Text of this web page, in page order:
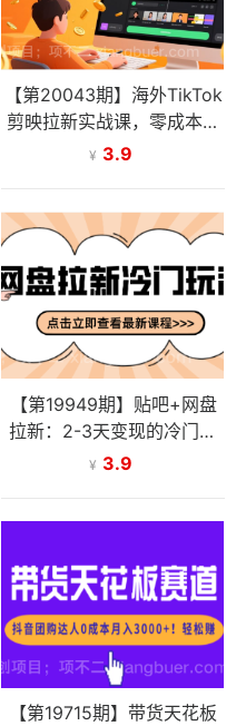
【第20043期】海外TikTok
剪映拉新实战课，零成本启
动、全流程教学、美金佣
¥ 3.9
【第19949期】贴吧+网盘
拉新：2-3天变现的冷门玩
法，实操细节全拆解快速上
¥ 3.9
【第19715期】带货天花板